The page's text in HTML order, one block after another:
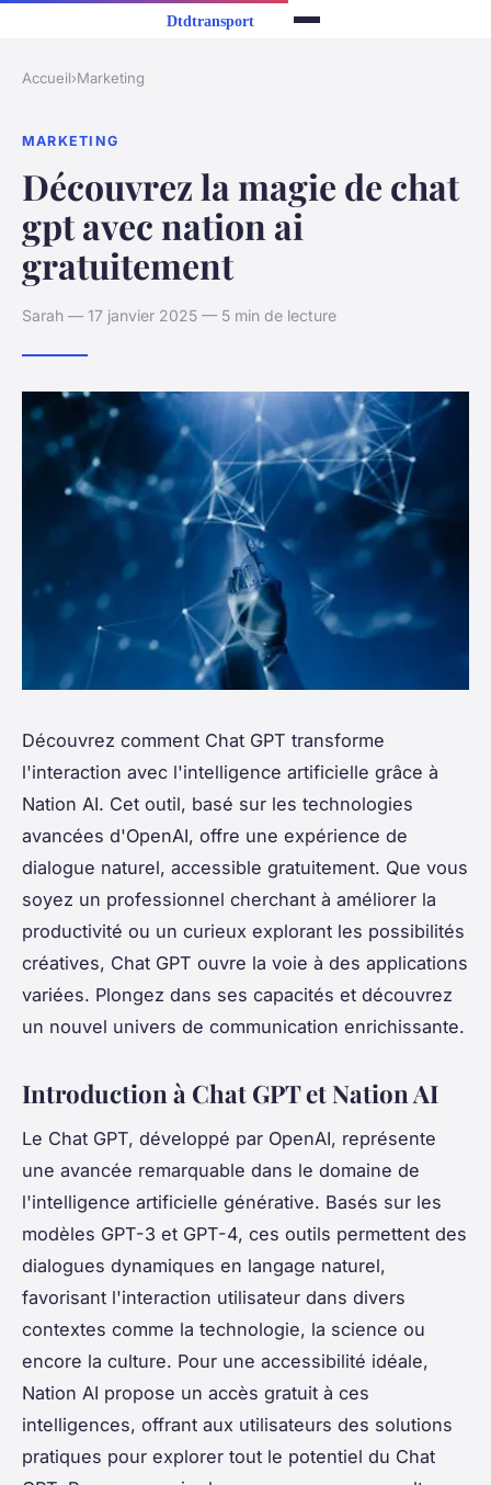
Accueil›Marketing
MARKETING
Découvrez la magie de chat
gpt avec nation ai
gratuitement
Sarah — 17 janvier 2025 — 5 min de lecture
Découvrez comment Chat GPT transforme
l'interaction avec l'intelligence artificielle grâce à
Nation AI. Cet outil, basé sur les technologies
avancées d'OpenAI, offre une expérience de
dialogue naturel, accessible gratuitement. Que vous
soyez un professionnel cherchant à améliorer la
productivité ou un curieux explorant les possibilités
créatives, Chat GPT ouvre la voie à des applications
variées. Plongez dans ses capacités et découvrez
un nouvel univers de communication enrichissante.
Introduction à Chat GPT et Nation AI
Le Chat GPT, développé par OpenAI, représente
une avancée remarquable dans le domaine de
l'intelligence artificielle générative. Basés sur les
modèles GPT-3 et GPT-4, ces outils permettent des
dialogues dynamiques en langage naturel,
favorisant l'interaction utilisateur dans divers
contextes comme la technologie, la science ou
encore la culture. Pour une accessibilité idéale,
Nation AI propose un accès gratuit à ces
intelligences, offrant aux utilisateurs des solutions
pratiques pour explorer tout le potentiel du Chat